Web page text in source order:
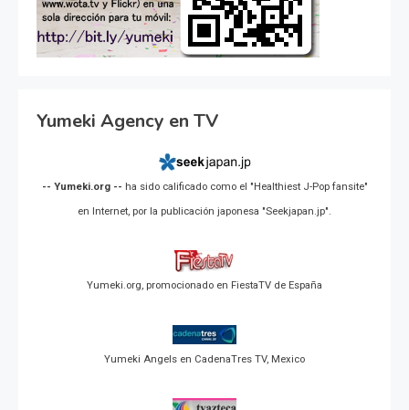
Yumeki Agency en TV
-- Yumeki.org -- ha sido calificado como el "Healthiest J-Pop fansite"
en Internet, por la publicación japonesa "Seekjapan.jp".
Yumeki.org, promocionado en FiestaTV de España
Yumeki Angels en CadenaTres TV, Mexico